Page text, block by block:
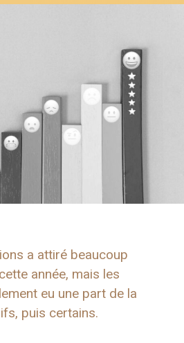
a attiré beaucoup
année, mais les
eu une part de la
puis certains.